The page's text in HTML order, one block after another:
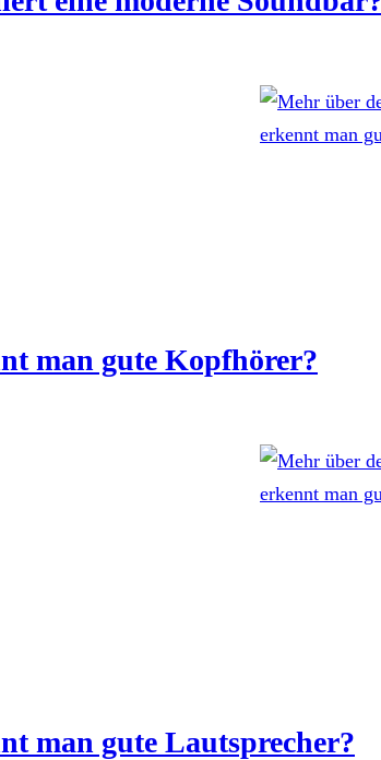
man gute Kopfhörer?
man gute Lautsprecher?